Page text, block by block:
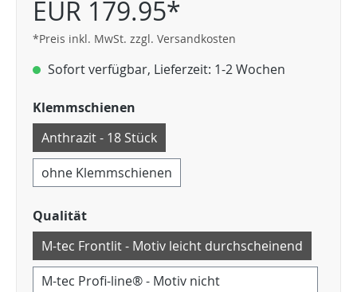
EUR 179.95*
*Preis inkl. MwSt. zzgl. Versandkosten
Sofort verfügbar, Lieferzeit: 1-2 Wochen
Klemmschienen
Anthrazit - 18 Stück
ohne Klemmschienen
Qualität
M-tec Frontlit - Motiv leicht durchscheinend
M-tec Profi-line® - Motiv nicht